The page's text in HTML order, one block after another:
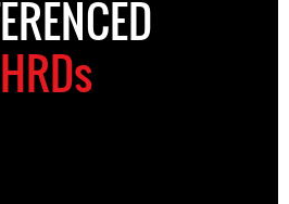
HRDs